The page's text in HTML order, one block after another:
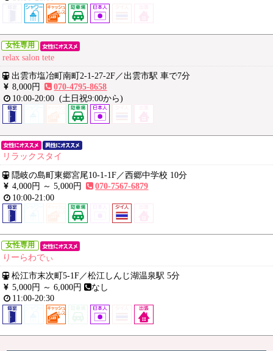
女性専用
relax salon tete
出雲市塩冶町南町2-1-27-2F／出雲市駅 車で7分
8,000円
070-4795-8658
10:00-20:00 (土日祝9:00から)
リラックスタイ
隠岐の島町東郷宮尾10-1-1F／西郷中学校 10分
4,000円 ～5,000円
070-7567-6879
10:00-21:00
女性専用
りーらわでぃ
松江市末次町5-1F／松江しんじ湖温泉駅 5分
5,000円 ～6,000円
なし
11:00-20:30